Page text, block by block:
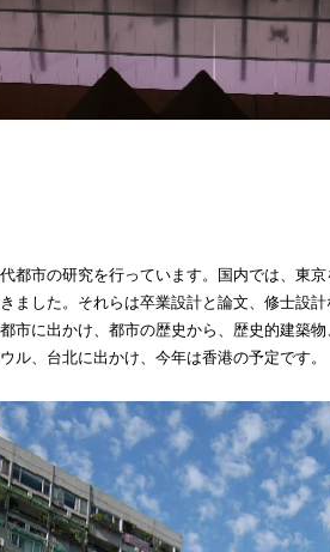
都市の研究を行っています。国内では、東
ました。それらは卒業設計と論文、修士設
市に出かけ、都市の歴史から、歴史的建築
ル、台北に出かけ、今年は香港の予定です。